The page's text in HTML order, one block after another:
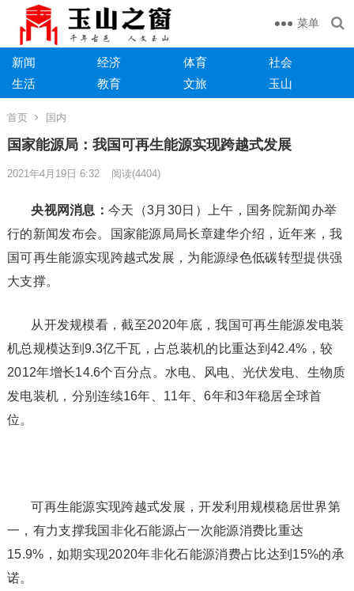
菜单
新闻 经济 体育
社会
生活
教育 文旅 玉山
首页 国内
国家能源局：我国可再生能源实现跨越式发展
2021年4月19日 6:32 阅读(4404)
央视网消息：今天（3月30日）上午，国务院新闻办举
行的新闻发布会。国家能源局局长章建华介绍，近年来，我
国可再生能源实现跨越式发展，为能源绿色低碳转型提供强
大支撑。
从开发规模看，截至2020年底，我国可再生能源发电装
机总规模达到9.3亿千瓦，占总装机的比重达到42.4%，较
2012年增长14.6个百分点。水电、风电、光伏发电、生物质
发电装机，分别连续16年、11年、6年和3年稳居全球首
位。
可再生能源实现跨越式发展，开发利用规模稳居世界第
一，有力支撑我国非化石能源占一次能源消费比重达
15.9%，如期实现2020年非化石能源消费占比达到15%的承
诺。